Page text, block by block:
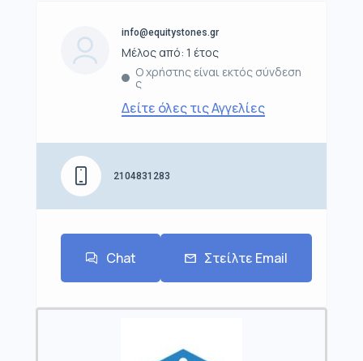
info@equitystones.gr
Μέλος από: 1 έτος
Ο χρήστης είναι εκτός σύνδεση
ς
Δείτε όλες τις Αγγελίες
2104831283
Chat Στείλτε Email